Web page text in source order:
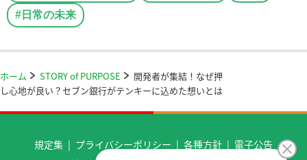
#日常の未来
ホーム STORY of PURPOSE
開発者が集結！なぜ押
し心地が良い？セブン銀行がテンキーに込めた想いとは
規定集 プライバシーポリシー 各種方針
電子公告